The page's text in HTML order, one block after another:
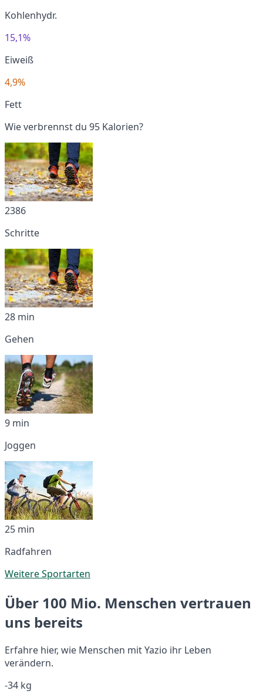
Kohlenhydr.
15,1%
Eiweiß
4,9%
Fett
Wie verbrennst du 95 Kalorien?
2386
Schritte
28 min
Gehen
9 min
Joggen
25 min
Radfahren
Weitere Sportarten
Über 100 Mio. Menschen vertrauen
uns bereits
Erfahre hier, wie Menschen mit Yazio ihr Leben
verändern.
-34 kg